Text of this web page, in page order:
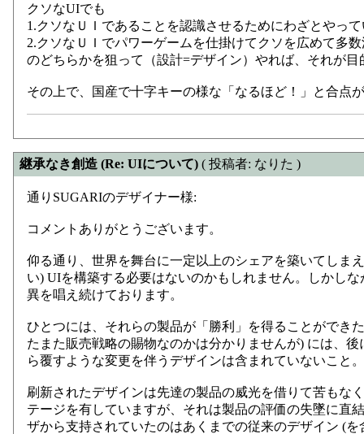
クソなUIでも
1.クソなＵＩであることを認識させるためにわざとやっ
2.クソなＵＩでパワーゲームを仕掛けてクソを広めて多
のどちらかを狙って（設計=デザイン）やれば、それが
その上で、国産で十字キーの様な「なるほど！」と合点
継承なき創造 (Re: UIについて) ( 投稿者: なりた )
通りSUGARIのデザイナー様:
コメントありがとうございます。
仰る通り、世界を舞台に一定以上のシェアを築いてしま
い) UIを構築する必要はないのかもしれません。しかし
異を唱え続けております。
ひとつには、それらの製品が「勝利」を得ることができ
たまた販売戦略の賜物なのかは分かりませんが) には、
ら覆すような変更を伴うデザインは含まれていないこと。
刷新されたデザインは先達の製品の威光を借りて苦もな
テージを有していますが、それは製品の評価の失墜に直
ザから支持されていたのはあくまでの従来のデザイン (